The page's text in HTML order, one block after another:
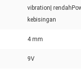
vibration|
kebisingan
4 mm
9V